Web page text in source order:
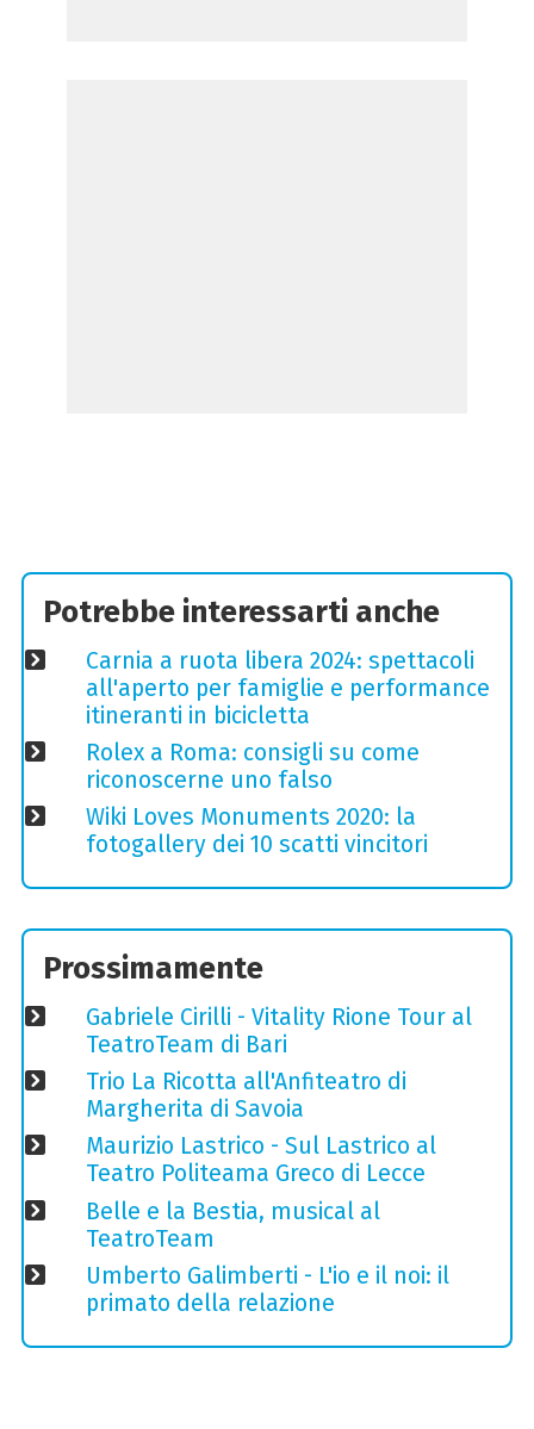
Potrebbe interessarti anche
Carnia a ruota libera 2024: spettacoli
all'aperto per famiglie e performance
itineranti in bicicletta
Rolex a Roma: consigli su come
riconoscerne uno falso
Wiki Loves Monuments 2020: la
fotogallery dei 10 scatti vincitori
Prossimamente
Gabriele Cirilli - Vitality Rione Tour al
TeatroTeam di Bari
Trio La Ricotta all'Anfiteatro di
Margherita di Savoia
Maurizio Lastrico - Sul Lastrico al
Teatro Politeama Greco di Lecce
Belle e la Bestia, musical al
TeatroTeam
Umberto Galimberti - L'io e il noi: il
primato della relazione